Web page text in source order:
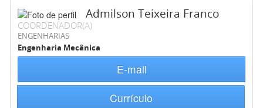
Admilson Teixeira Franco
COORDENADOR(A)
ENGENHARIAS
Engenharia Mecânica
E-mail
Currículo